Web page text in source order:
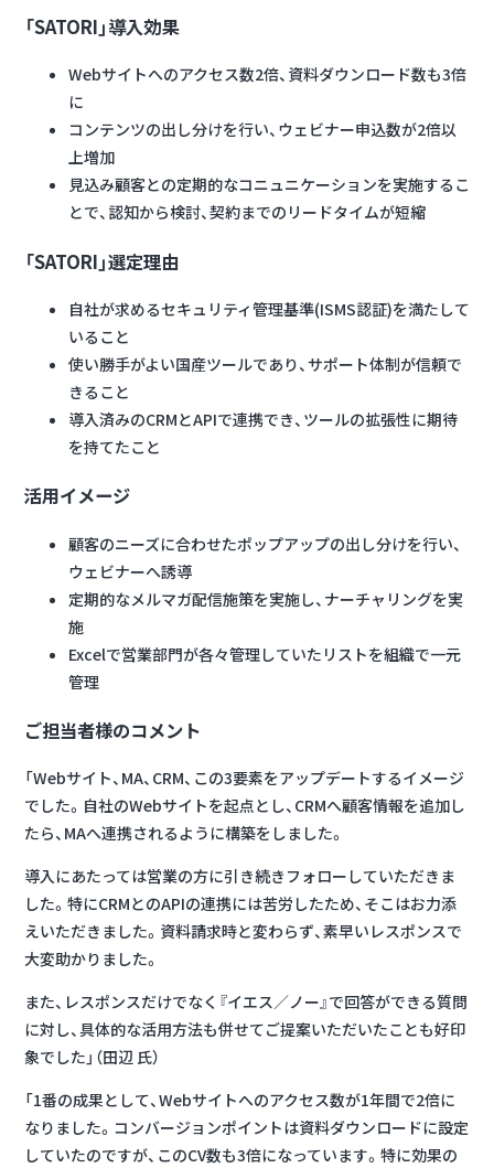
「SATORI」導入効果
Webサイトへのアクセス数2倍、資料ダウンロード数も3倍
に
コンテンツの出し分けを行い、ウェビナー申込数が2倍以
上増加
見込み顧客との定期的なコニュニケーションを実施するこ
とで、認知から検討、契約までのリードタイムが短縮
「SATORI」選定理由
自社が求めるセキュリティ管理基準(ISMS認証)を満たして
いること
使い勝手がよい国産ツールであり、サポート体制が信頼で
きること
導入済みのCRMとAPIで連携でき、ツールの拡張性に期待
を持てたこと
活用イメージ
顧客のニーズに合わせたポップアップの出し分けを行い、
ウェビナーへ誘導
定期的なメルマガ配信施策を実施し、ナーチャリングを実
施
Excelで営業部門が各々管理していたリストを組織で一元
管理
ご担当者様のコメント
「Webサイト、MA、CRM、この3要素をアップデートするイメージ
でした。自社のWebサイトを起点とし、CRMへ顧客情報を追加し
たら、MAへ連携されるように構築をしました。
導入にあたっては営業の方に引き続きフォローしていただきま
した。特にCRMとのAPIの連携には苦労したため、そこはお力添
えいただきました。資料請求時と変わらず、素早いレスポンスで
大変助かりました。
また、レスポンスだけでなく『イエス／ノー』で回答ができる質問
に対し、具体的な活用方法も併せてご提案いただいたことも好印
象でした」（田辺 氏）
「1番の成果として、Webサイトへのアクセス数が1年間で2倍に
なりました。コンバージョンポイントは資料ダウンロードに設定
していたのですが、このCV数も3倍になっています。特に効果の